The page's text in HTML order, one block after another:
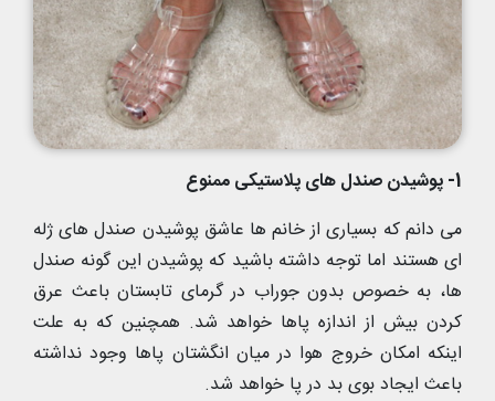
1- پوشیدن صندل های پلاستیکی ممنوع
می دانم که بسیاری از خانم ها عاشق پوشیدن صندل های ژله
ای هستند اما توجه داشته باشید که پوشیدن این گونه صندل
ها، به خصوص بدون جوراب در گرمای تابستان باعث عرق
کردن بیش از اندازه پاها خواهد شد. همچنین که به علت
اینکه امکان خروج هوا در میان انگشتان پاها وجود نداشته
باعث ایجاد بوی بد در پا خواهد شد.